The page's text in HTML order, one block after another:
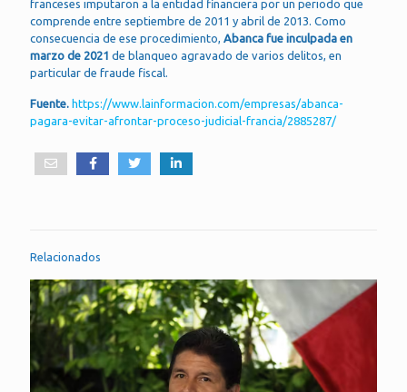
franceses imputaron a la entidad financiera por un periodo que
comprende entre septiembre de 2011 y abril de 2013. Como
consecuencia de ese procedimiento, Abanca fue inculpada en
marzo de 2021 de blanqueo agravado de varios delitos, en
particular de fraude fiscal.
Fuente. https://www.lainformacion.com/empresas/abanca-
pagara-evitar-afrontar-proceso-judicial-francia/2885287/
Relacionados